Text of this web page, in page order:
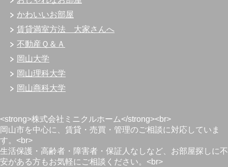
かわいいお部屋
賃貸満室方法 大家さんへ
不動産Ｑ＆Ａ
岡山大学
岡山理科大学
岡山商科大学
<strong>株式会社ミニクルホーム</strong><br>
岡山市を中心に、賃貸・売買・管理のご相談に対応していま
す。<br>
生活保護・高齢者・障害者・保証人なしなど、お部屋探しに不
安がある方もお気軽にご相談ください。<br>